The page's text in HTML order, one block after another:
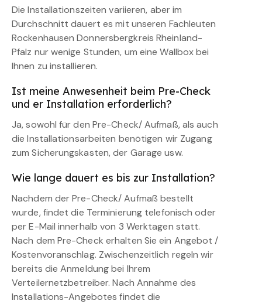
Die Installationszeiten variieren, aber im
Durchschnitt dauert es mit unseren Fachleuten
Rockenhausen Donnersbergkreis Rheinland-
Pfalz nur wenige Stunden, um eine Wallbox bei
Ihnen zu installieren.
Ist meine Anwesenheit beim Pre-Check
und er Installation erforderlich?
Ja, sowohl für den Pre-Check/ Aufmaß, als auch
die Installationsarbeiten benötigen wir Zugang
zum Sicherungskasten, der Garage usw.
Wie lange dauert es bis zur Installation?
Nachdem der Pre-Check/ Aufmaß bestellt
wurde, findet die Terminierung telefonisch oder
per E-Mail innerhalb von 3 Werktagen statt.
Nach dem Pre-Check erhalten Sie ein Angebot /
Kostenvoranschlag. Zwischenzeitlich regeln wir
bereits die Anmeldung bei Ihrem
Verteilernetzbetreiber. Nach Annahme des
Installations-Angebotes findet die